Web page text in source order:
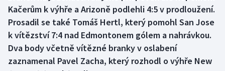
Dostihy
Florbal
Futsal
Kačerům k výhře a Arizoně podlehli 4:5 v prodloužení.
Prosadil se také Tomáš Hertl, který pomohl San Jose
k vítězství 7:4 nad Edmontonem gólem a nahrávkou.
Dva body včetně vítězné branky v oslabení
zaznamenal Pavel Zacha, který rozhodl o výhře New